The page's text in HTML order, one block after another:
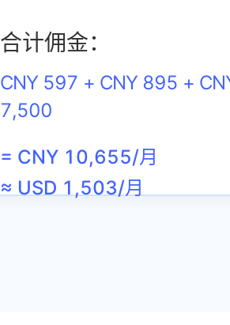
合计佣金：
CNY 597 + CNY 895 +
7,500
= CNY 10,655/月
≈ USD 1,503/月